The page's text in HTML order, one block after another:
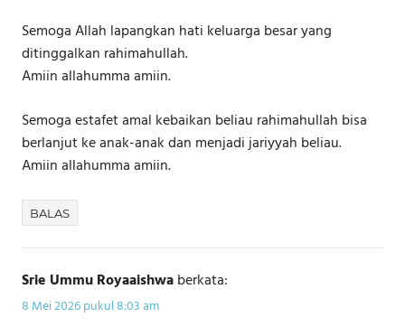
Semoga Allah lapangkan hati keluarga besar yang
ditinggalkan rahimahullah.
Amiin allahumma amiin.
Semoga estafet amal kebaikan beliau rahimahullah bisa
berlanjut ke anak-anak dan menjadi jariyyah beliau.
Amiin allahumma amiin.
BALAS
Srie Ummu Royaaishwaberkata:
8 Mei 2026 pukul 8:03 am